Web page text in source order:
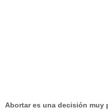
Abortar es una decisión muy